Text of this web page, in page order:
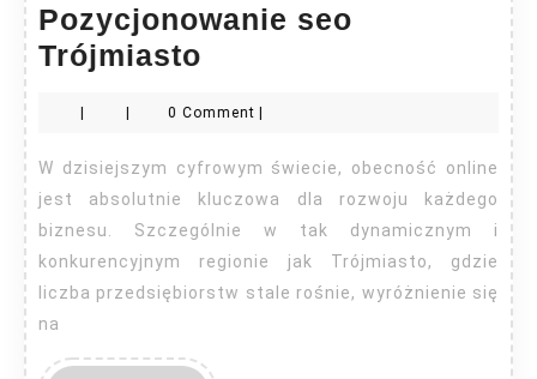
Pozycjonowanie seo
Trójmiasto
Trójmiasto
| | 0 Comment |
W dzisiejszym cyfrowym świecie, obecność online
jest absolutnie kluczowa dla rozwoju każdego
biznesu. Szczególnie w tak dynamicznym i
konkurencyjnym regionie jak Trójmiasto, gdzie
liczba przedsiębiorstw stale rośnie, wyróżnienie się
na